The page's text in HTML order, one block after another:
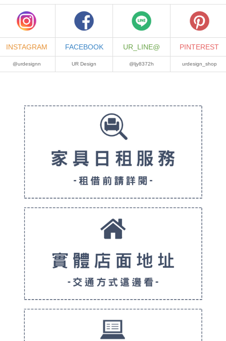
INSTAGRAM FACEBOOK UR_LINE@ PINTEREST
@urdesignn UR Design @ljy8372h urdesign_shop